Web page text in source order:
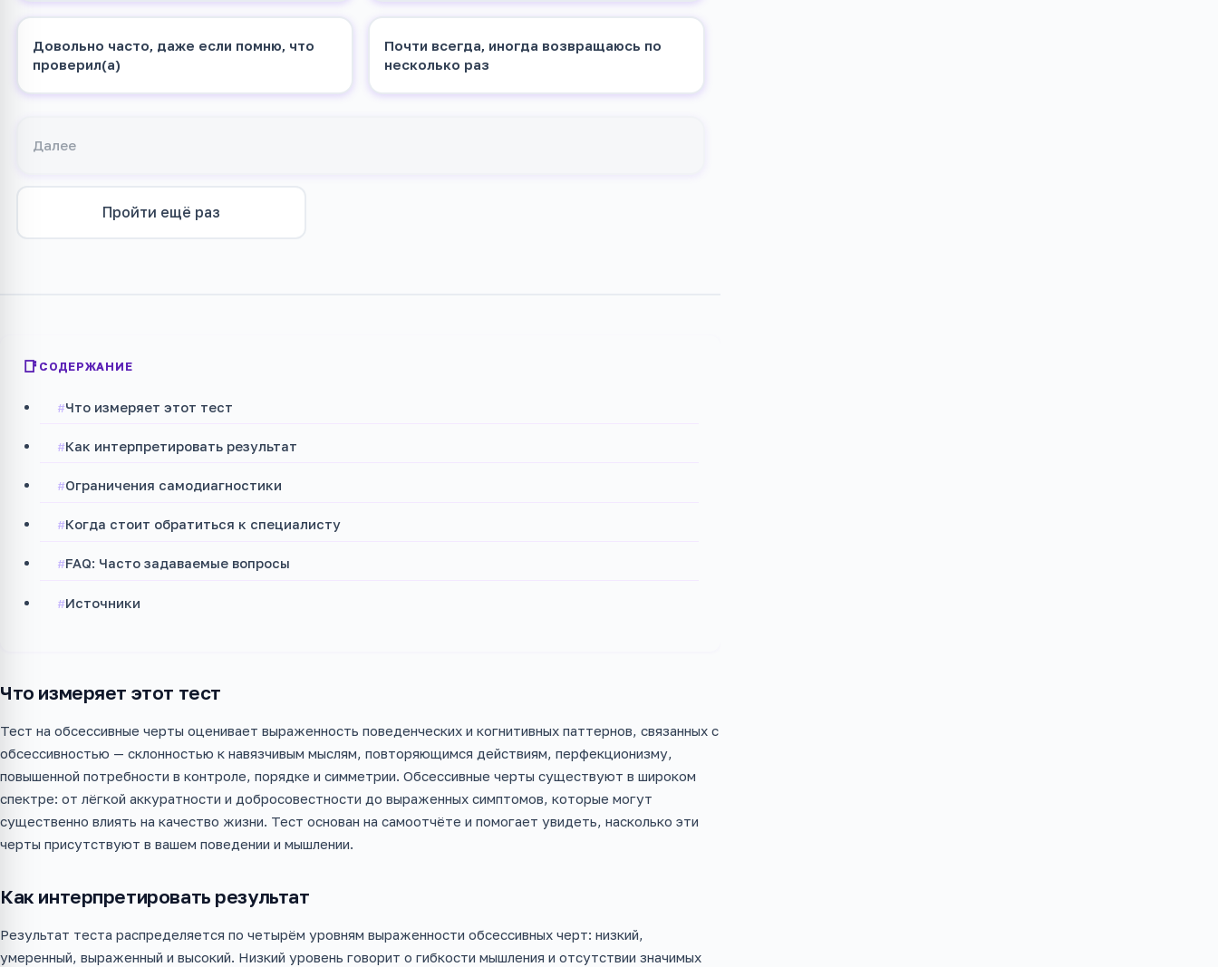
Довольно часто, даже если помню, что
проверил(а)
Почти всегда, иногда возвращаюсь по
несколько раз
Далее
Пройти ещё раз
СОДЕРЖАНИЕ
Что измеряет этот тест
Как интерпретировать результат
Ограничения самодиагностики
Когда стоит обратиться к специалисту
FAQ: Часто задаваемые вопросы
Источники
Что измеряет этот тест
Тест на обсессивные черты оценивает выраженность поведенческих и когнитивных паттернов, связанных с
обсессивностью — склонностью к навязчивым мыслям, повторяющимся действиям, перфекционизму,
повышенной потребности в контроле, порядке и симметрии. Обсессивные черты существуют в широком
спектре: от лёгкой аккуратности и добросовестности до выраженных симптомов, которые могут
существенно влиять на качество жизни. Тест основан на самоотчёте и помогает увидеть, насколько эти
черты присутствуют в вашем поведении и мышлении.
Как интерпретировать результат
Результат теста распределяется по четырём уровням выраженности обсессивных черт: низкий,
умеренный, выраженный и высокий. Низкий уровень говорит о гибкости мышления и отсутствии значимых